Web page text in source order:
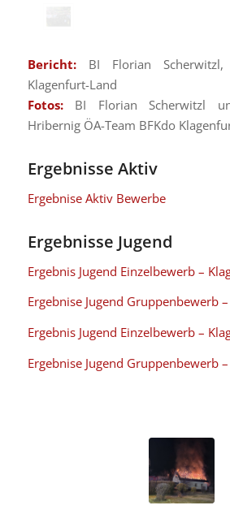
Bericht:BI Florian Scherwitzl,
Klagenfurt-Land
Fotos:BI Florian Scherwitzl
Hribernig ÖA-Team BFKdo
Ergebnisse Aktiv
Ergebnise Aktiv Bewerbe
Ergebnisse Jugend
Ergebnis Jugend Einzelbewerb –
Ergebnise Jugend Gruppenbewerb
Ergebnis Jugend Einzelbewerb –
Ergebnise Jugend Gruppenbewerb